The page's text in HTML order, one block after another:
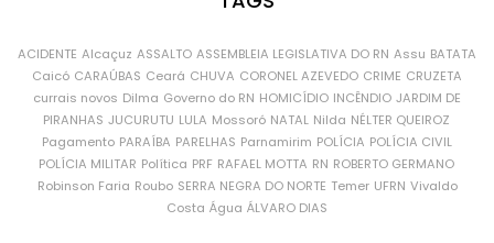
ACIDENTE Alcaçuz ASSALTO ASSEMBLEIA LEGISLATIVA DO RN Assu BATATA
Caicó CARAÚBAS Ceará CHUVA CORONEL AZEVEDO CRIME CRUZETA
currais novos Dilma Governo do RN HOMICÍDIO INCÊNDIO JARDIM DE
PIRANHAS JUCURUTU LULA Mossoró NATAL Nilda NÉLTER QUEIROZ
Pagamento PARAÍBA PARELHAS Parnamirim POLÍCIA POLÍCIA CIVIL
POLÍCIA MILITAR Política PRF RAFAEL MOTTA RN ROBERTO GERMANO
Robinson Faria Roubo SERRA NEGRA DO NORTE Temer UFRN Vivaldo
Costa Água ÁLVARO DIAS